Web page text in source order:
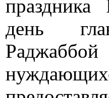
день